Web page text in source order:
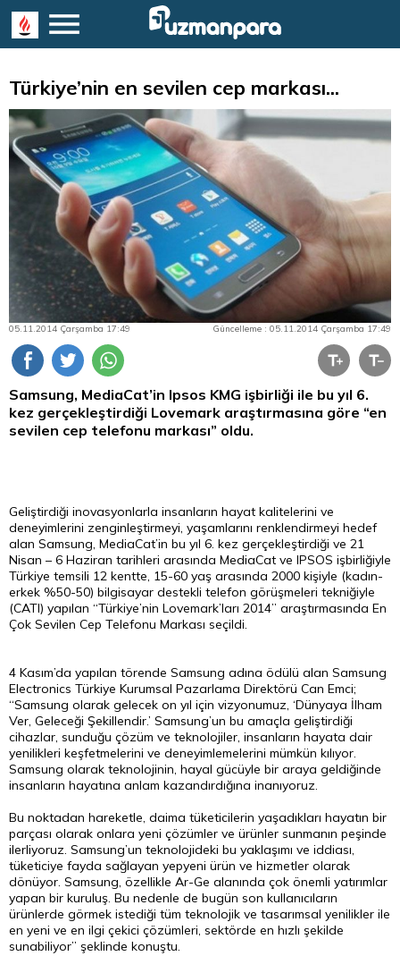
Türkiye’nin en sevilen cep markası...
05.11.2014 Çarşamba 17:49 Güncelleme : 05.11.2014 Çarşamba 17:49
Samsung, MediaCat’in Ipsos KMG işbirliği ile bu yıl 6.
kez gerçekleştirdiği Lovemark araştırmasına göre “en
sevilen cep telefonu markası” oldu.
Geliştirdiği inovasyonlarla insanların hayat kalitelerini ve
deneyimlerini zenginleştirmeyi, yaşamlarını renklendirmeyi hedef
alan Samsung, MediaCat’in bu yıl 6. kez gerçekleştirdiği ve 21
Nisan – 6 Haziran tarihleri arasında MediaCat ve IPSOS işbirliğiyle
Türkiye temsili 12 kentte, 15-60 yaş arasında 2000 kişiyle (kadın-
erkek %50-50) bilgisayar destekli telefon görüşmeleri tekniğiyle
(CATI) yapılan “Türkiye’nin Lovemark’ları 2014” araştırmasında En
Çok Sevilen Cep Telefonu Markası seçildi.
4 Kasım’da yapılan törende Samsung adına ödülü alan Samsung
Electronics Türkiye Kurumsal Pazarlama Direktörü Can Emci;
“Samsung olarak gelecek on yıl için vizyonumuz, ‘Dünyaya İlham
Ver, Geleceği Şekillendir.’ Samsung’un bu amaçla geliştirdiği
cihazlar, sunduğu çözüm ve teknolojiler, insanların hayata dair
yenilikleri keşfetmelerini ve deneyimlemelerini mümkün kılıyor.
Samsung olarak teknolojinin, hayal gücüyle bir araya geldiğinde
insanların hayatına anlam kazandırdığına inanıyoruz.
Bu noktadan hareketle, daima tüketicilerin yaşadıkları hayatın bir
parçası olarak onlara yeni çözümler ve ürünler sunmanın peşinde
ilerliyoruz. Samsung’un teknolojideki bu yaklaşımı ve iddiası,
tüketiciye fayda sağlayan yepyeni ürün ve hizmetler olarak
dönüyor. Samsung, özellikle Ar-Ge alanında çok önemli yatırımlar
yapan bir kuruluş. Bu nedenle de bugün son kullanıcıların
ürünlerde görmek istediği tüm teknolojik ve tasarımsal yenilikler ile
en yeni ve en ilgi çekici çözümleri, sektörde en hızlı şekilde
sunabiliyor” şeklinde konuştu.